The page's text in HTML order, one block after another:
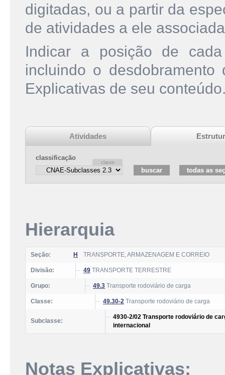
digitadas, ou a partir da
de atividades a ele
Indicar a posição de
incluindo o
Explicativas de seu
Atividades
classificação
Hierarquia
Seção: H TRANSPORTE, ARMAZENAGEM E CORREIO
Divisão: 49 TRANSPORTE TERRESTRE
Grupo: 49.3 Transporte rodoviário de carga
Classe: 49.30-2 Transporte rodoviário de carga
Subclasse:
4930-2/02 Transporte rodoviário de
internacional
Notas Explicativas: